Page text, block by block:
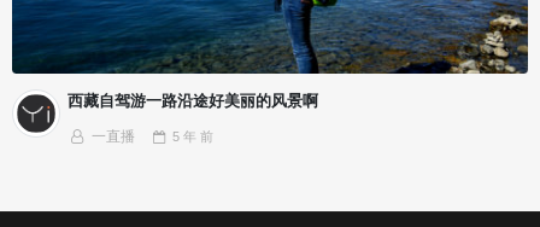
西藏自驾游一路沿途好美丽的风景啊
一直播 5 年 前